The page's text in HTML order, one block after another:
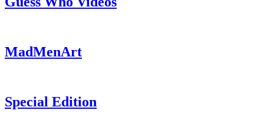
MadMenArt
Special Edition